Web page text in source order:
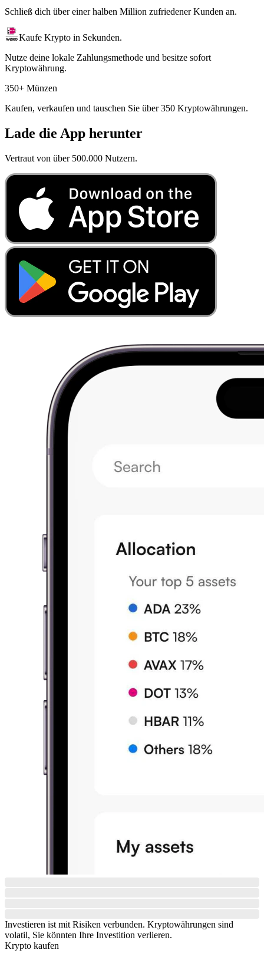
Schließ dich über einer halben Million zufriedener Kunden an.
Kaufe Krypto in Sekunden.
Nutze deine lokale Zahlungsmethode und besitze sofort
Kryptowährung.
350+ Münzen
Kaufen, verkaufen und tauschen Sie über 350 Kryptowährungen.
Lade die App herunter
Vertraut von über 500.000 Nutzern.
Investieren ist mit Risiken verbunden. Kryptowährungen sind
volatil, Sie könnten Ihre Investition verlieren.
Krypto kaufen